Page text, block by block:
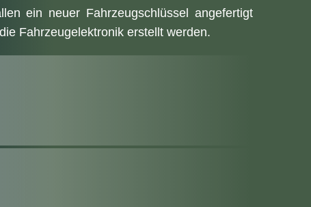
ein neuer Fahrzeugschlüssel angefertigt
Fahrzeugelektronik erstellt werden.